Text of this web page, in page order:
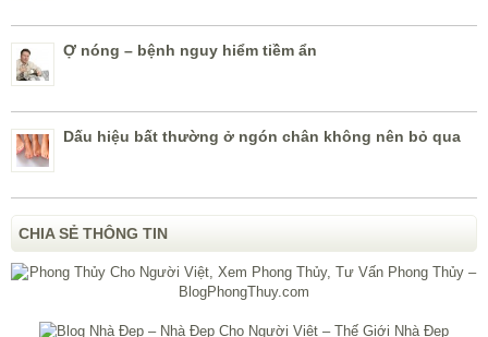
Ợ nóng – bệnh nguy hiểm tiềm ẩn
Dấu hiệu bất thường ở ngón chân không nên bỏ qua
CHIA SẺ THÔNG TIN